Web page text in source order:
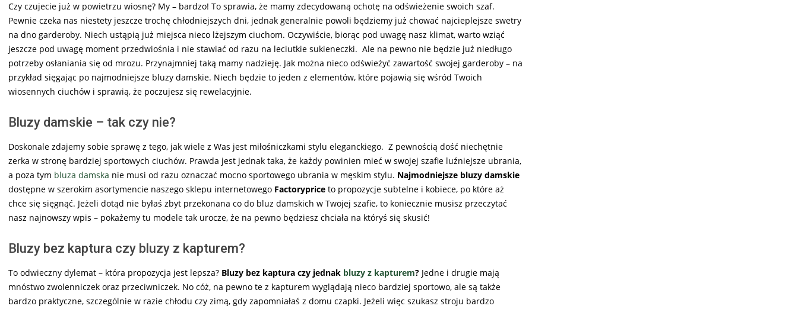
Czy czujecie już w powietrzu wiosnę? My – bardzo! To sprawia, że mamy zdecydowaną ochotę na odświeżenie swoich szaf.
Pewnie czeka nas niestety jeszcze trochę chłodniejszych dni, jednak generalnie powoli będziemy już chować najcieplejsze swetry
na dno garderoby. Niech ustąpią już miejsca nieco lżejszym ciuchom. Oczywiście, biorąc pod uwagę nasz klimat, warto wziąć
jeszcze pod uwagę moment przedwiośnia i nie stawiać od razu na leciutkie sukieneczki. Ale na pewno nie będzie już niedługo
potrzeby osłaniania się od mrozu. Przynajmniej taką mamy nadzieję. Jak można nieco odświeżyć zawartość swojej garderoby – na
przykład sięgając po najmodniejsze bluzy damskie. Niech będzie to jeden z elementów, które pojawią się wśród Twoich
wiosennych ciuchów i sprawią, że poczujesz się rewelacyjnie.
Bluzy damskie – tak czy nie?
Doskonale zdajemy sobie sprawę z tego, jak wiele z Was jest miłośniczkami stylu eleganckiego. Z pewnością dość niechętnie
zerka w stronę bardziej sportowych ciuchów. Prawda jest jednak taka, że każdy powinien mieć w swojej szafie luźniejsze ubrania,
a poza tym bluza damska nie musi od razu oznaczać mocno sportowego ubrania w męskim stylu. Najmodniejsze bluzy damskie
dostępne w szerokim asortymencie naszego sklepu internetowego Factoryprice to propozycje subtelne i kobiece, po które aż
chce się sięgnąć. Jeżeli dotąd nie byłaś zbyt przekonana co do bluz damskich w Twojej szafie, to koniecznie musisz przeczytać
nasz najnowszy wpis – pokażemy tu modele tak urocze, że na pewno będziesz chciała na któryś się skusić!
Bluzy bez kaptura czy bluzy z kapturem?
To odwieczny dylemat – która propozycja jest lepsza? Bluzy bez kaptura czy jednak bluzy z kapturem? Jedne i drugie mają
mnóstwo zwolenniczek oraz przeciwniczek. No cóż, na pewno te z kapturem wyglądają nieco bardziej sportowo, ale są także
bardzo praktyczne, szczególnie w razie chłodu czy zimą, gdy zapomniałaś z domu czapki. Jeżeli więc szukasz stroju bardzo